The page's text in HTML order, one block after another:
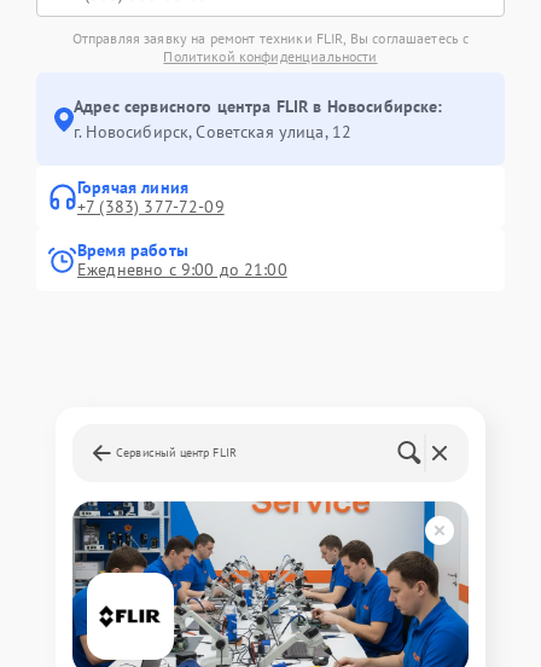
Отправляя заявку на ремонт техники FLIR, Вы соглашаетесь с
Политикой конфиденциальности
Адрес сервисного центра FLIR в Новосибирске:
г. Новосибирск, Советская улица, 12
Горячая линия
+7 (383) 377-72-09
Время работы
Ежедневно с 9:00 до 21:00
Сервисный центр FLIR